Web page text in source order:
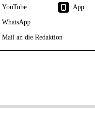
YouTube
App
WhatsApp
Mail an die Redaktion